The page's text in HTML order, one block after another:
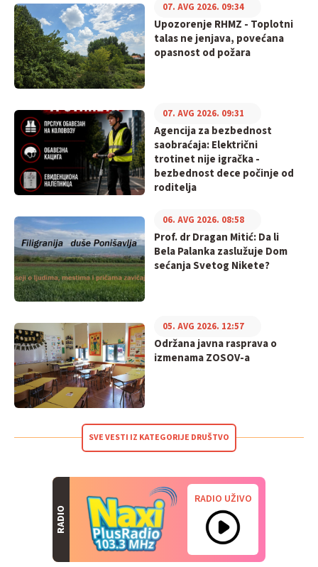
Upozorenje RHMZ - Toplotni
talas ne jenjava, povećana
opasnost od požara
07. AVG 2026. 09:34
Agencija za bezbednost
saobraćaja: Električni
trotinet nije igračka -
bezbednost dece počinje od
roditelja
07. AVG 2026. 09:31
Prof. dr Dragan Mitić: Da li
Bela Palanka zaslužuje Dom
sećanja Svetog Nikete?
06. AVG 2026. 08:58
Održana javna rasprava o
izmenama ZOSOV-a
05. AVG 2026. 12:57
SVE VESTI IZ KATEGORIJE DRUŠTVO
RADIO
RADIO UŽIVO